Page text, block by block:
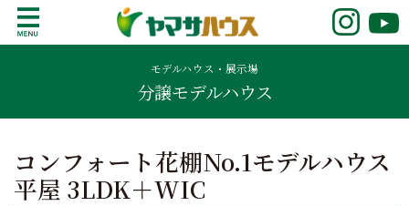
o
鹿児島で注文住宅ならヤマサハウス
新築の注文住宅や建売モデルハウスをお探し
の方はこちら。鹿児島県内で11年連続ナンバ
ーワンの実績を誇る、絆の家でおなじみの
ヤマサハウス。展示場情報や家づくりのこだ
モデルハウス・展示場
分譲モデルハウス
コンフォート花棚No.1モデルハウス
平屋 3LDK＋WIC